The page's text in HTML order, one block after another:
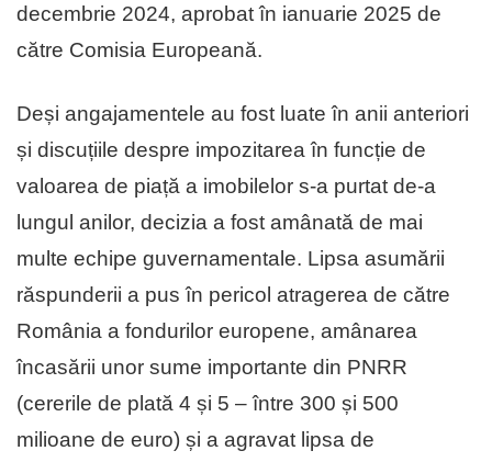
decembrie 2024, aprobat în ianuarie 2025 de
către Comisia Europeană.
Deși angajamentele au fost luate în anii anteriori
și discuțiile despre impozitarea în funcție de
valoarea de piață a imobilelor s-a purtat de-a
lungul anilor, decizia a fost amânată de mai
multe echipe guvernamentale. Lipsa asumării
răspunderii a pus în pericol atragerea de către
România a fondurilor europene, amânarea
încasării unor sume importante din PNRR
(cererile de plată 4 și 5 – între 300 și 500
milioane de euro) și a agravat lipsa de